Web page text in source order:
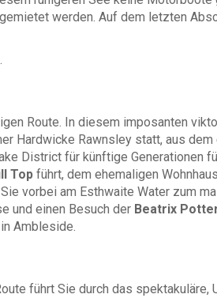
werden. Auf dem letzten
Route. In diesem imposanten
Hardwicke Rawnsley statt, aus dem
District für künftige Generationen
Top führt, dem ehemaligen
vorbei am Esthwaite Water zum
und einen Besuch der Beatrix
Ambleside.
führt Sie durch das spektakuläre,